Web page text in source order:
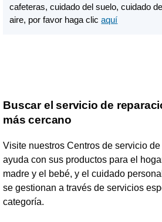
cafeteras, cuidado del suelo, cuidado
aire, por favor haga clicaquí
Buscar el servicio de
más cercano
Visite nuestros Centros de servicio
ayuda con sus productos para el
madre y el bebé, y el cuidado
se gestionan a través de servicios
categoría.